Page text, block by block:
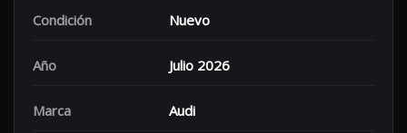
Condición Nuevo
Año Julio 2026
Marca Audi